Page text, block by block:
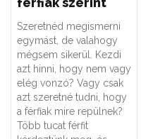
Szeretnéd megismerni
egymást, de valahogy
mégsem sikerül. Kezdi
azt hinni, hogy nem vagy
elég vonzó? Vagy csak
azt szeretné tudni, hogy
a férfiak mire repülnek?
Több tucat férfit